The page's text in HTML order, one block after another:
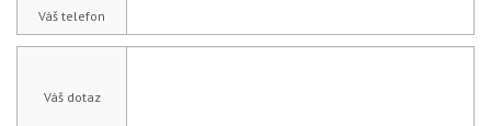
Váš telefon
Váš dotaz